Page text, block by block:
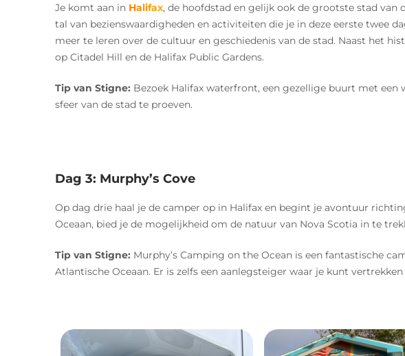
Je komt aan in Halifax, de hoofdstad en gelijk ook de grootste stad van
tal van bezienswaardigheden en activiteiten die je in deze eerste twee
meer te leren over de cultuur en geschiedenis van de stad. Naast het
op Citadel Hill en de Halifax Public Gardens.
Tip van Stigne: Bezoek Halifax waterfront, een gezellige buurt met
sfeer van de stad te proeven.
Dag 3: Murphy’s Cove
Op dag drie haal je de camper op in Halifax en begint je avontuur
Oceaan, bied je de mogelijkheid om de natuur van Nova Scotia in te
Tip van Stigne: Murphy’s Camping on the Ocean is een fantastische
Atlantische Oceaan. Er is zelfs een aanlegsteiger waar je kunt